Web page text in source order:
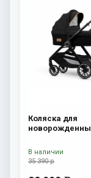
Коляска для
35 390 р
В наличии